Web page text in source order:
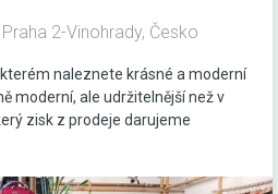
2-Vinohrady, Česko
naleznete krásné a moderní
moderní, ale udržitelnější než v
zisk z prodeje darujeme